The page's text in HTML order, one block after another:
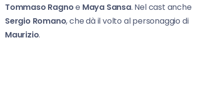
Tommaso Ragnoe Maya Sansa. Nel cast anche
Sergio Romano, che dà il volto al personaggio di
Maurizio.